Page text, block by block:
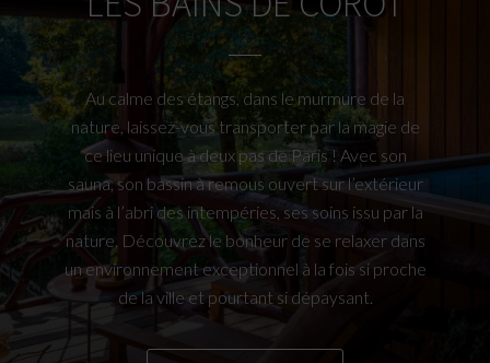
Au calme des étangs, dans le murmure de la
nature, laissez-vous transporter par la magie de
ce lieu unique à deux pas de Paris ! Avec son
sauna, son bassin à remous ouvert sur l’extérieur
mais à l’abri des intempéries, ses soins issu par la
nature. Découvrez le bonheur de se relaxer dans
un environnement exceptionnel à la fois si proche
de la ville et pourtant si dépaysant.